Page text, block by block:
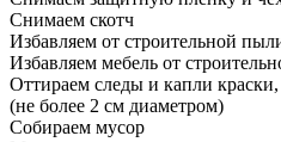
Снимаем скотч
Избавляем от строительной
Избавляем мебель от
Оттираем следы и капли
(не более 2 см диаметром)
Собираем мусор